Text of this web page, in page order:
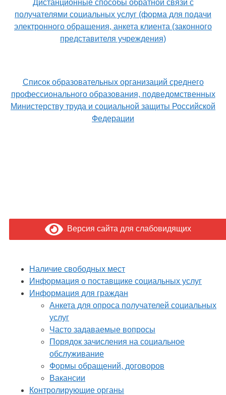
Дистанционные способы обратной связи с
получателями социальных услуг (форма для подачи
электронного обращения, анкета клиента (законного
представителя учреждения)
Список образовательных организаций среднего
профессионального образования, подведомственных
Министерству труда и социальной защиты Российской
Федерации
Версия сайта для слабовидящих
Наличие свободных мест
Информация о поставщике социальных услуг
Информация для граждан
Анкета для опроса получателей социальных
услуг
Часто задаваемые вопросы
Порядок зачисления на социальное
обслуживание
Формы обращений, договоров
Вакансии
Контролирующие органы